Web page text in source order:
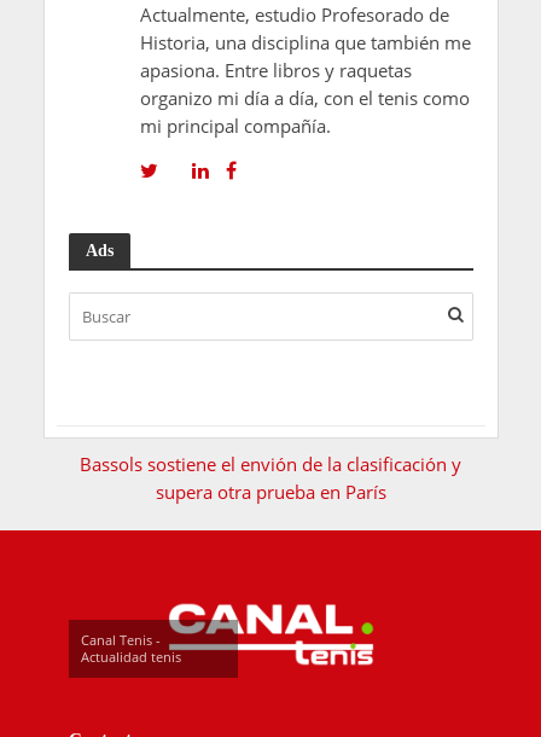
Actualmente, estudio Profesorado de
Historia, una disciplina que también me
apasiona. Entre libros y raquetas
organizo mi día a día, con el tenis como
mi principal compañía.
Ads
Bassols sostiene el envión de la clasificación y
supera otra prueba en París
Canal Tenis -
Actualidad tenis